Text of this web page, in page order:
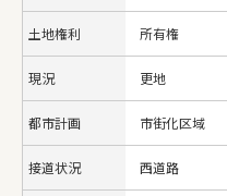
土地権利 所有権
現況 更地
都市計画 市街化区域
接道状況 西道路